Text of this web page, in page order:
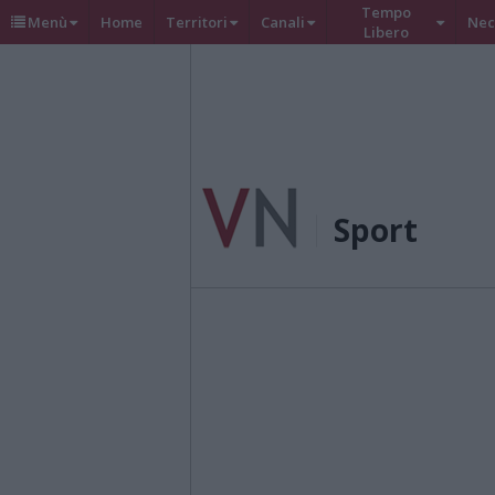
Menù Home Territori Canali
Tempo
Libero
Sport